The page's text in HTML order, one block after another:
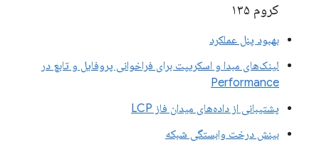
کروم ۱۳۵
بهبود پنل عملکرد
لینک‌های مبدا و اسکریپت برای فراخوانی پروفایل و تابع در
Performance
پشتیبانی از داده‌های میدان فاز LCP
بینش درخت وابستگی شبکه